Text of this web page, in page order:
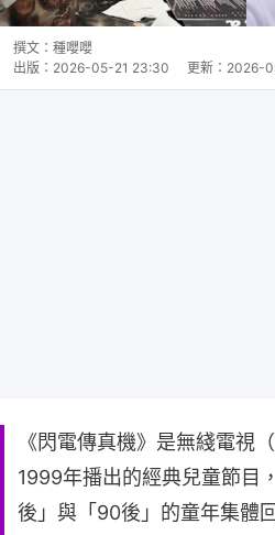
撰文： 種嚶嚶
出版： 2026-05-21 23:30 更新： 2026-
《閃電傳真機》是無綫電視
1999年播出的經典兒童節目
後」與「90後」的童年集體